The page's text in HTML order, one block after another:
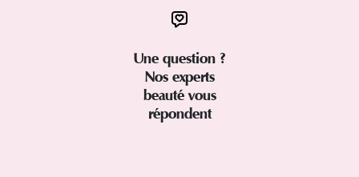
Une question ?
Nos experts
beauté vous
répondent